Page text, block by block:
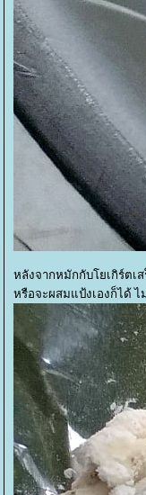
หลังจากหมักกับโยเกิร์ตเ
หรือจะผสมแป้งเองก็ได้